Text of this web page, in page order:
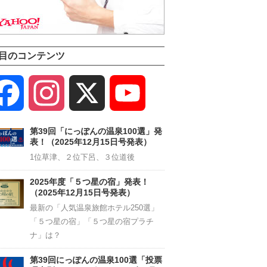
のコンテンツ
Facebook Instagram
Channel
第39回「にっぽんの温泉100選」発
表！（2025年12月15日号発表）
1位草津、２位下呂、３位道後
2025年度「５つ星の宿」発表！
（2025年12月15日号発表）
最新の「人気温泉旅館ホテル250選」
「５つ星の宿」「５つ星の宿プラチ
ナ」は？
第39回にっぽんの温泉100選「投票